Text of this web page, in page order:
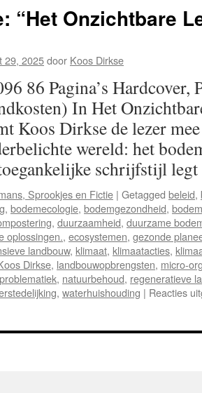
“Het Onzichtbare
29, 2025door Koos Dirkse
86 Pagina’s Hardcover,
In Het
Koos Dirkse de lezer
wereld: het
schrijfstijl
Sprookjes en Fictie | Getagged beleid,
, bodemecologie, bodemgezondheid,
, duurzaamheid, duurzame
oplossingen., ecosystemen, gezonde
landbouw, klimaat, klimaatacties,
Dirkse, landbouwopbrengsten, micro-
, natuurbehoud, regeneratieve
, waterhuishouding | Reacties